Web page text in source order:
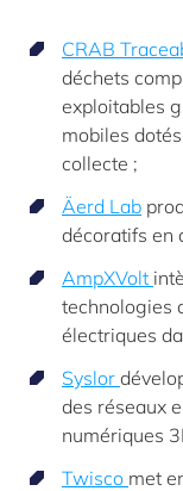
CRAB
déchets
exploitables
mobiles
collecte ;
Äerd Lab
décoratifs en
AmpXVolt
technologies
électriques
Syslor
des réseaux
numériques
Twisco met